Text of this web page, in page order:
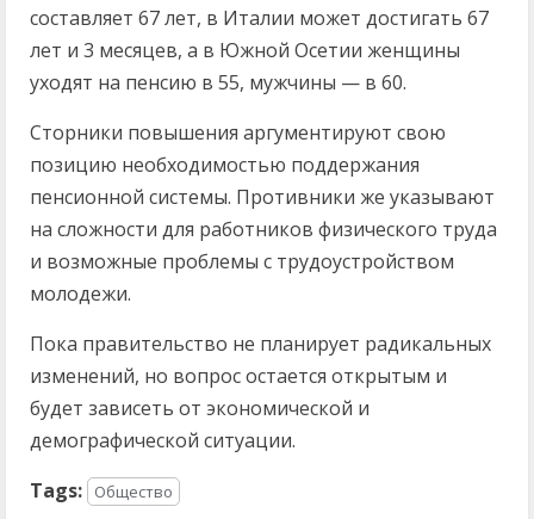
составляет 67 лет, в Италии может достигать 67
лет и 3 месяцев, а в Южной Осетии женщины
уходят на пенсию в 55, мужчины — в 60.
Сторники повышения аргументируют свою
позицию необходимостью поддержания
пенсионной системы. Противники же указывают
на сложности для работников физического труда
и возможные проблемы с трудоустройством
молодежи.
Пока правительство не планирует радикальных
изменений, но вопрос остается открытым и
будет зависеть от экономической и
демографической ситуации.
Tags:
Общество